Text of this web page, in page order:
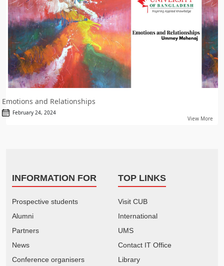
Emotions and Relationships
February 24, 2024
View More
INFORMATION FOR
Prospective students
Alumni
Partners
News
Conference organisers
TOP LINKS
Visit CUB
International
UMS
Contact IT Office
Library